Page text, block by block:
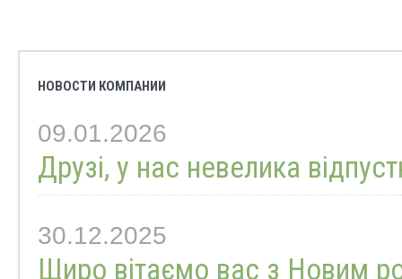
НОВОСТИ КОМПАНИИ
09.01.2026
Друзі, у нас невелика
30.12.2025
Щиро вітаємо вас з Новим